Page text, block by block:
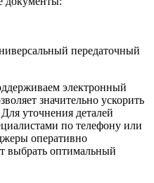
передаточный
электронный
значительно ускорить
уточнения деталей
по телефону или
оперативно
выбрать оптимальный